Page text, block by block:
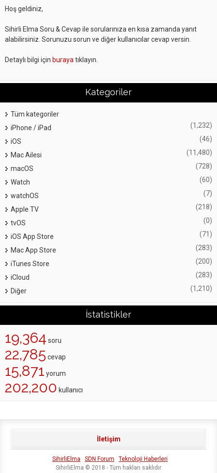
Hoş geldiniz,
Sihirli Elma Soru & Cevap ile sorularınıza en kısa zamanda yanıt
alabilirsiniz. Sorunuzu sorun ve diğer kullanıcılar cevap versin.
Detaylı bilgi için buraya tıklayın.
Kategoriler
Tüm kategoriler
iPhone / iPad
(1,232)
iOS (46)
Mac Ailesi (11,480)
macOS (728)
Watch (60)
watchOS (7)
Apple TV (218)
tvOS (0)
iOS App Store (71)
Mac App Store (283)
iTunes Store (200)
iCloud (283)
Diğer (1,210)
İstatistikler
19,364 soru
22,785 cevap
15,871 yorum
202,200 kullanıcı
İletişim
SihirliElma SDN Forum
Teknoloji Haberleri
SihirliElma © 2018 - Tüm hakları saklıdır